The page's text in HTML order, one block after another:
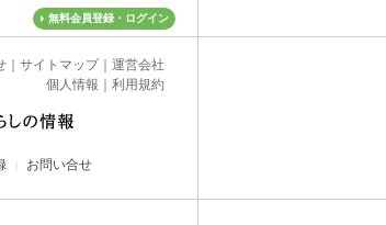
無料会員登録・ログイン
サイトマップ｜ 運営会社
個人情報
利用規約
お問い合せ